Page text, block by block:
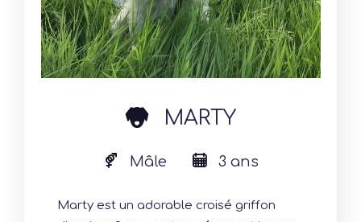
dog MARTY
Mâle 3 ans
Marty est un adorable croisé griffon